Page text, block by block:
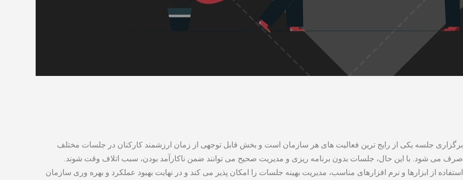
برگزاری جلسه یکی از رایج‌ ترین فعالیت ‌های هر سازمان است و بخش قابل ‌توجهی از زمان ارزشمند کارکنان در جلسات مختلف
صرف می ‌شود. با این حال، جلسات بدون برنامه ‌ریزی و مدیریت صحیح می ‌توانند ضمن ناکارآمد بودن، سبب اتلاف وقت شوند.
استفاده از ابزارها و نرم ‌افزارهای مناسب، مدیریت بهینه جلسات را امکان ‌پذیر می ‌کند و در نهایت بهبود عملکرد و بهره‌ وری سازمان